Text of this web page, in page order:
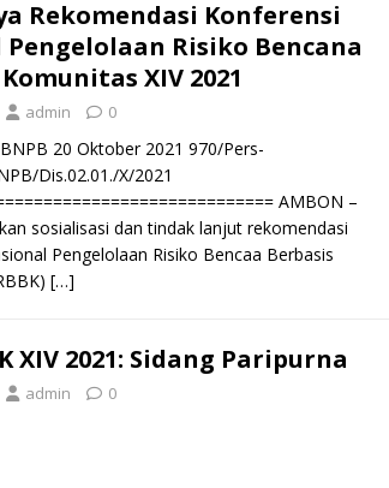
Rekomendasi Konferensi
Risiko Bencana
XIV 2021
admin 0
BNPB 20 Oktober 2021 970/Pers-
Dis.02.01./X/2021
AMBON –
sosialisasi dan tindak lanjut rekomendasi
Pengelolaan Risiko Bencaa Berbasis
[…]
XIV 2021: Sidang Paripurna
admin 0